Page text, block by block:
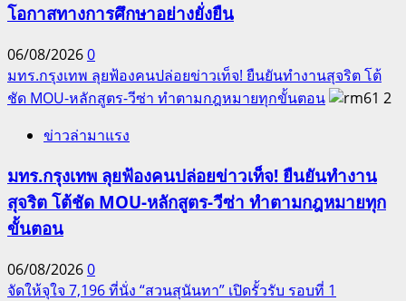
โอกาสทางการศึกษาอย่างยั่งยืน
06/08/20260
มทร.กรุงเทพ ลุยฟ้องคนปล่อยข่าวเท็จ! ยืนยันทำงานสุจริต โต้
ชัด MOU-หลักสูตร-วีซ่า ทำตามกฎหมายทุกขั้นตอน
2
ข่าวล่ามาแรง
มทร.กรุงเทพ ลุยฟ้องคนปล่อยข่าวเท็จ! ยืนยันทำงาน
สุจริต โต้ชัด MOU-หลักสูตร-วีซ่า ทำตามกฎหมายทุก
ขั้นตอน
06/08/20260
จัดให้จุใจ 7,196 ที่นั่ง “สวนสุนันทา” เปิดรั้วรับ รอบที่ 1